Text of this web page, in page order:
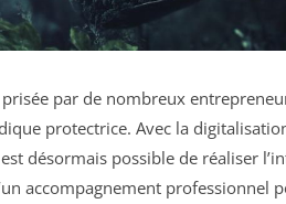
par de nombreux
protectrice. Avec la
désormais possible de réaliser
accompagnement professionnel